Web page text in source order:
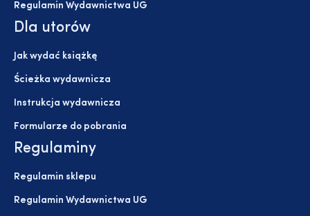
Regulamin Wydawnictwa UG
Dla utorów
Jak wydać książkę
Ścieżka wydawnicza
Instrukcja wydawnicza
Formularze do pobrania
Regulaminy
Regulamin sklepu
Regulamin Wydawnictwa UG